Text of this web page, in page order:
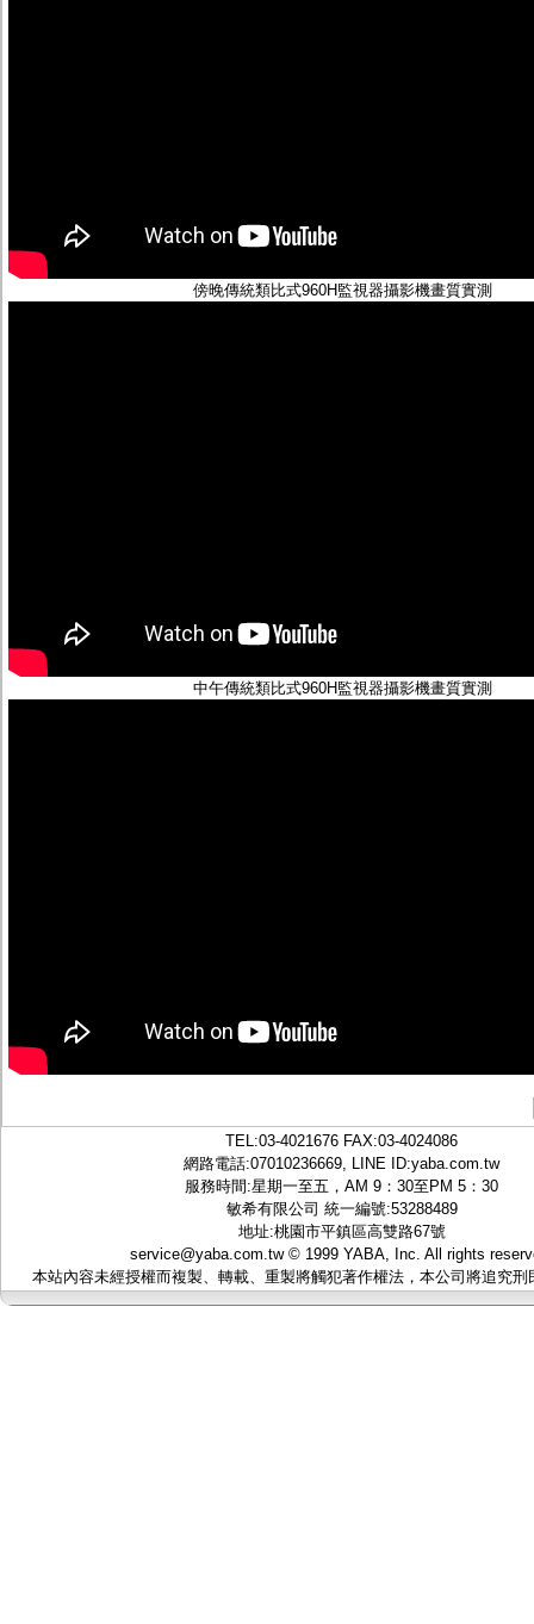
傍晚傳統類比式960H監視器攝影機畫質實測
中午傳統類比式960H監視器攝影機畫質實測
TEL:03-4021676 FAX:03-4024086
網路電話:07010236669, LINE ID:yaba.com.tw
服務時間:星期一至五，AM 9：30至PM 5：30
敏希有限公司 統一編號:53288489
地址:桃園市平鎮區高雙路67號
service@yaba.com.tw© 1999 YABA, Inc. All rights
本站內容未經授權而複製、轉載、重製將觸犯著作權法，本公司將追究刑